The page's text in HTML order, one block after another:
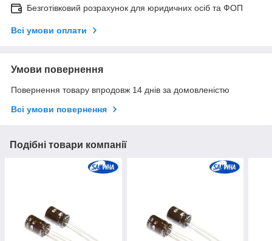
Безготівковий розрахунок для юридичних осіб та ФОП
Всі умови оплати
Умови повернення
Повернення товару впродовж 14 днів за домовленістю
Всі умови повернення
Подібні товари компанії